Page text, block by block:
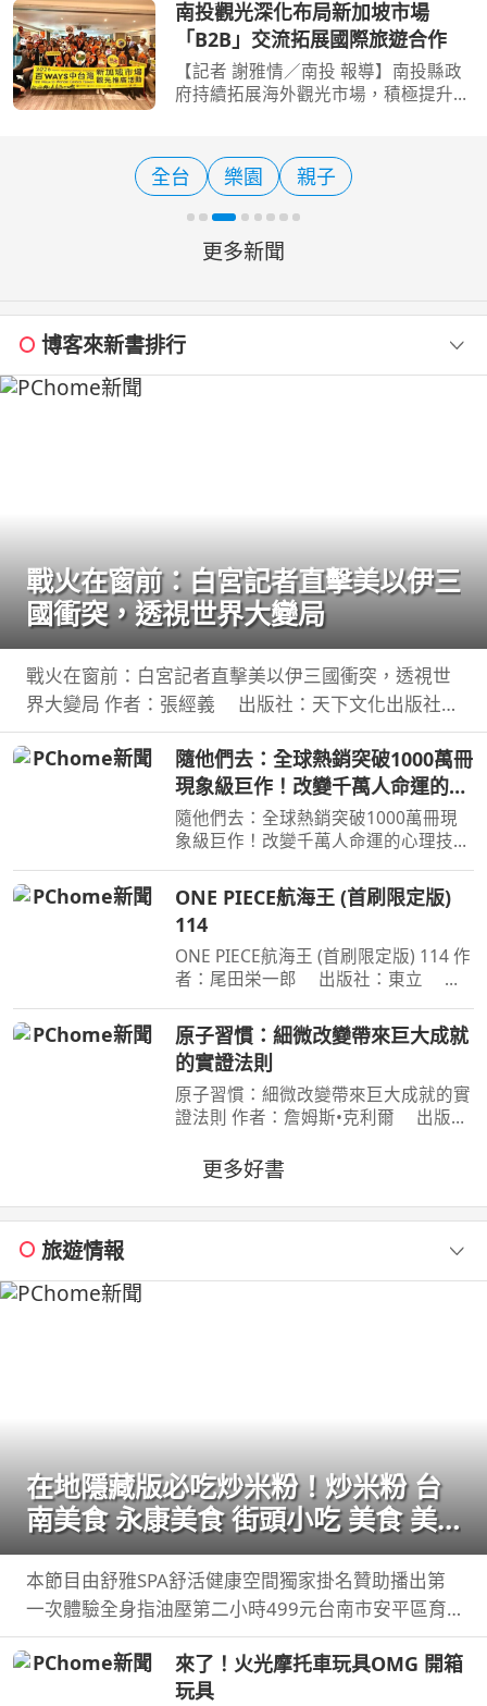
以「花蓮‧療癒之境」打造沉浸式主題
展區，透過視、聽、嗅、
南投觀光深化布局新加坡市場
「B2B」交流拓展國際旅遊合作
【記者 謝雅情／南投 報導】南投縣政
府持續拓展海外觀光市場，積極提升南
B2B交流活動，縣府整合日月潭力麗溫
德姆酒店、力麗哲園-日
全台 樂園 親子
更多新聞
博客來新書排行
戰火在窗前：白宮記者直擊美以伊三
國衝突，透視世界大變局
戰火在窗前：白宮記者直擊美以伊三國衝突，透視世
界大變局 作者：張經義 出版社：天下文化出版社
出版日期：2026-07-31 00:00:00 新聞告訴你，今
天哪裡又開火； 這本書告訴你，世界為什麼走到今
隨他們去：全球熱銷突破1000萬冊
現象級巨作！改變千萬人命運的心
理技巧【附放下執念明信片】
隨他們去：全球熱銷突破1000萬冊現
象級巨作！改變千萬人命運的心理技巧
賓斯（Mel Robbins） 出版社：平安
文化 出版日期：2026-07-03
00:00:00 ＜內容簡介＞戒掉你
ONE PIECE航海王 (首刷限定版)
114
ONE PIECE航海王 (首刷限定版) 114 作
者：尾田栄一郎 出版社：東立 出
歷史黑暗當中的「諸神峽谷事件」，其
全貌終於即將揭曉！席捲號稱最可怕海
賊團的洛克斯海賊團
原子習慣：細微改變帶來巨大成就
的實證法則
原子習慣：細微改變帶來巨大成就的實
證法則 作者：詹姆斯•克利爾 出版
00:00:00 每天都進步1%，一年後，你
會進步37倍；每天都退步1%，一年
後，你會弱化到趨近於0！你的
更多好書
旅遊情報
在地隱藏版必吃炒米粉！炒米粉 台
南美食 永康美食 街頭小吃 美食 美
食推薦 旅遊 fyp food taiwanfood
streetfood
本節目由舒雅SPA舒活健康空間獨家掛名贊助播出第
一次體驗全身指油壓第二小時499元台南市安平區育
平五街79號062985552 ...
來了！火光摩托車玩具OMG 開箱
玩具